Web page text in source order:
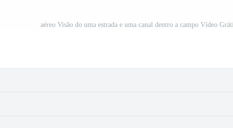
aéreo Visão do uma estrada e uma canal dentro a campo Vídeo